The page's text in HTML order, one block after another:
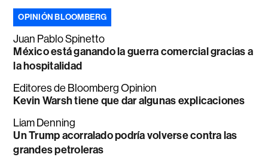
OPINIÓN BLOOMBERG
Juan Pablo Spinetto
México está ganando la guerra comercial gracias a
la hospitalidad
Editores de Bloomberg Opinion
Kevin Warsh tiene que dar algunas explicaciones
Liam Denning
Un Trump acorralado podría volverse contra las
grandes petroleras